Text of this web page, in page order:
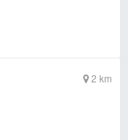
2 km